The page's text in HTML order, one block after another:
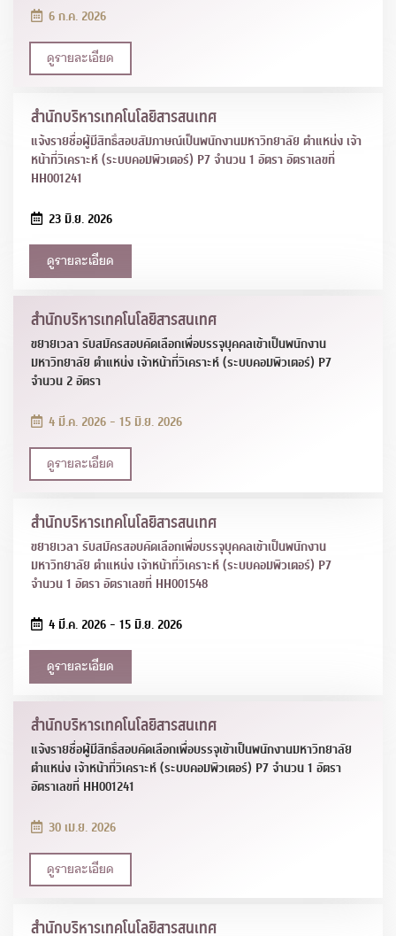
6 ก.ค. 2026
ดูรายละเอียด
สำนักบริหารเทคโนโลยีสารสนเทศ
แจ้งรายชื่อผู้มีสิทธิ์สอบสัมภาษณ์เป็นพนักงานมหาวิทยาลัย ตำแหน่ง เจ้า
หน้าที่วิเคราะห์ (ระบบคอมพิวเตอร์) P7 จำนวน 1 อัตรา อัตราเลขที่
HH001241
23 มิ.ย. 2026
ดูรายละเอียด
สำนักบริหารเทคโนโลยีสารสนเทศ
ขยายเวลา รับสมัครสอบคัดเลือกเพื่อบรรจุบุคคลเข้าเป็นพนักงาน
มหาวิทยาลัย ตำแหน่ง เจ้าหน้าที่วิเคราะห์ (ระบบคอมพิวเตอร์) P7
จำนวน 2 อัตรา
4 มี.ค. 2026 - 15 มิ.ย. 2026
ดูรายละเอียด
สำนักบริหารเทคโนโลยีสารสนเทศ
ขยายเวลา รับสมัครสอบคัดเลือกเพื่อบรรจุบุคคลเข้าเป็นพนักงาน
มหาวิทยาลัย ตำแหน่ง เจ้าหน้าที่วิเคราะห์ (ระบบคอมพิวเตอร์) P7
จำนวน 1 อัตรา อัตราเลขที่ HH001548
4 มี.ค. 2026 - 15 มิ.ย. 2026
ดูรายละเอียด
สำนักบริหารเทคโนโลยีสารสนเทศ
แจ้งรายชื่อผู้มีสิทธิ์สอบคัดเลือกเพื่อบรรจุเข้าเป็นพนักงานมหาวิทยาลัย
ตำแหน่ง เจ้าหน้าที่วิเคราะห์ (ระบบคอมพิวเตอร์) P7 จำนวน 1 อัตรา
อัตราเลขที่ HH001241
30 เม.ย. 2026
ดูรายละเอียด
สำนักบริหารเทคโนโลยีสารสนเทศ